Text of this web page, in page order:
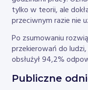
tylko w teorii, ale
przeciwnym razie nie
Po zsumowaniu
przekierowań do
obsłużył 94,2%
Publiczne